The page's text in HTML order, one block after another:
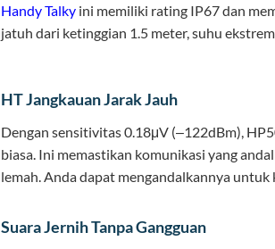
Handy Talky ini memiliki rating IP67 dan
jatuh dari ketinggian 1.5 meter, suhu
HT Jangkauan Jarak Jauh
Dengan sensitivitas 0.18μV (‒122dBm),
biasa. Ini memastikan komunikasi yang
lemah. Anda dapat mengandalkannya
Suara Jernih Tanpa Gangguan